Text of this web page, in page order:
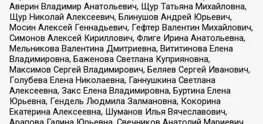
Аверин Владимир Анатольевич, Щур Татьяна Михайловна,
Щур Николай Алексеевич, Блинушов Андрей Юрьевич,
Мосин Алексей Геннадьевич, Гефтер Валентин Михайлович,
Симонов Алексей Кириллович, Флиге Ирина Анатольевна,
Мельникова Валентина Дмитриевна, Вититинова Елена
Владимировна, Баженова Светлана Куприяновна,
Максимов Сергей Владимирович, Беляев Сергей Иванович,
Голубева Елена Николаевна, Ганнушкина Светлана
Алексеевна, Закс Елена Владимировна, Буртина Елена
Юрьевна, Гендель Людмила Залмановна, Кокорина
Екатерина Алексеевна, Шуманов Илья Вячеславович,